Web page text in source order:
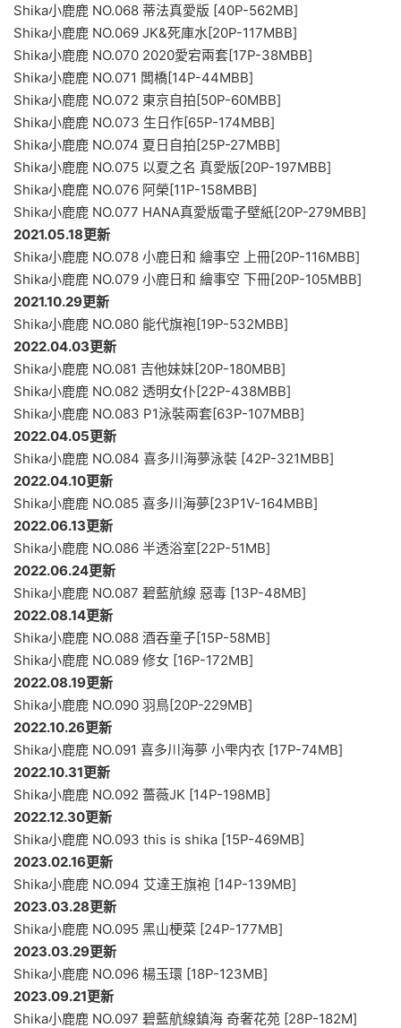
Shika小鹿鹿 NO.068 蒂法真愛版 [40P-562MB]
Shika小鹿鹿 NO.069 JK&死庫水[20P-117MBB]
Shika小鹿鹿 NO.070 2020愛宕兩套[17P-38MBB]
Shika小鹿鹿 NO.071 闆橋[14P-44MBB]
Shika小鹿鹿 NO.072 東京自拍[50P-60MBB]
Shika小鹿鹿 NO.073 生日作[65P-174MBB]
Shika小鹿鹿 NO.074 夏日自拍[25P-27MBB]
Shika小鹿鹿 NO.075 以夏之名 真愛版[20P-197MBB]
Shika小鹿鹿 NO.076 阿榮[11P-158MBB]
Shika小鹿鹿 NO.077 HANA真愛版電子壁紙[20P-279MBB]
2021.05.18更新
Shika小鹿鹿 NO.078 小鹿日和 繪事空 上冊[20P-116MBB]
Shika小鹿鹿 NO.079 小鹿日和 繪事空 下冊[20P-105MBB]
2021.10.29更新
Shika小鹿鹿 NO.080 能代旗袍[19P-532MBB]
2022.04.03更新
Shika小鹿鹿 NO.081 吉他妹妹[20P-180MBB]
Shika小鹿鹿 NO.082 透明女仆[22P-438MBB]
Shika小鹿鹿 NO.083 P1泳裝兩套[63P-107MBB]
2022.04.05更新
Shika小鹿鹿 NO.084 喜多川海夢泳裝 [42P-321MBB]
2022.04.10更新
Shika小鹿鹿 NO.085 喜多川海夢[23P1V-164MBB]
2022.06.13更新
Shika小鹿鹿 NO.086 半透浴室[22P-51MB]
2022.06.24更新
Shika小鹿鹿 NO.087 碧藍航線 惡毒 [13P-48MB]
2022.08.14更新
Shika小鹿鹿 NO.088 酒吞童子[15P-58MB]
Shika小鹿鹿 NO.089 修女 [16P-172MB]
2022.08.19更新
Shika小鹿鹿 NO.090 羽鳥[20P-229MB]
2022.10.26更新
Shika小鹿鹿 NO.091 喜多川海夢 小雫内衣 [17P-74MB]
2022.10.31更新
Shika小鹿鹿 NO.092 薔薇JK [14P-198MB]
2022.12.30更新
Shika小鹿鹿 NO.093 this is shika [15P-469MB]
2023.02.16更新
Shika小鹿鹿 NO.094 艾達王旗袍 [14P-139MB]
2023.03.28更新
Shika小鹿鹿 NO.095 黑山梗菜 [24P-177MB]
2023.03.29更新
Shika小鹿鹿 NO.096 楊玉環 [18P-123MB]
2023.09.21更新
Shika小鹿鹿 NO.097 碧藍航線鎮海 奇奢花苑 [28P-182M]